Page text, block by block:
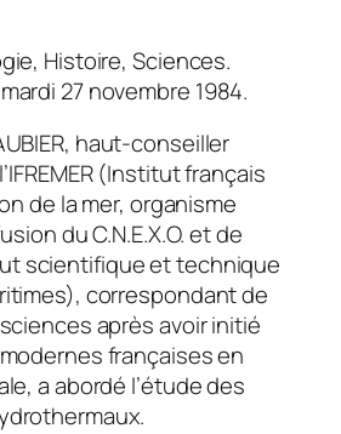
Histoire, Sciences.
27 novembre 1984.
haut-conseiller
(Institut français
de la mer, organisme
du C.N.E.X.O. et de
scientifique et technique
correspondant de
après avoir initié
françaises en
a abordé l’étude des